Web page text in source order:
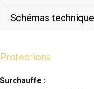
Schémas technique
Protections
Surchauffe :